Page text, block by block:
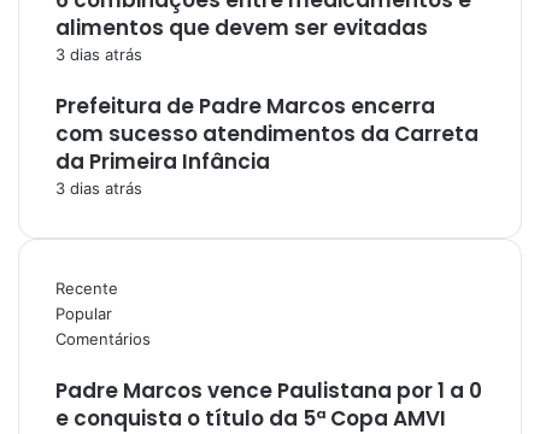
alimentos que devem ser evitadas
3 dias atrás
Prefeitura de Padre Marcos encerra
com sucesso atendimentos da Carreta
da Primeira Infância
3 dias atrás
Recente
Popular
Comentários
Padre Marcos vence Paulistana por 1 a 0
e conquista o título da 5ª Copa AMVI